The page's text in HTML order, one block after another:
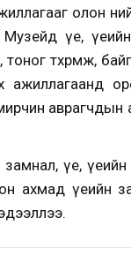
олон
үе,
төхөөрөмж,
ажиллагаанд
үе, үеийн
ахмад үеийн